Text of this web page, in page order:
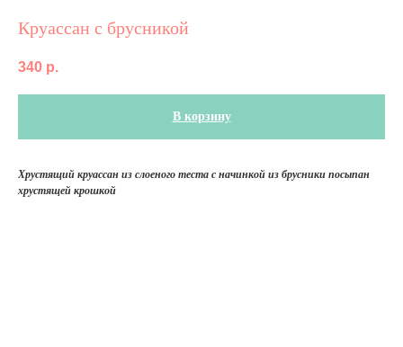
Круассан с брусникой
340 р.
В корзину
Хрустящий круассан из слоеного теста с начинкой из брусники посыпан
хрустящей крошкой